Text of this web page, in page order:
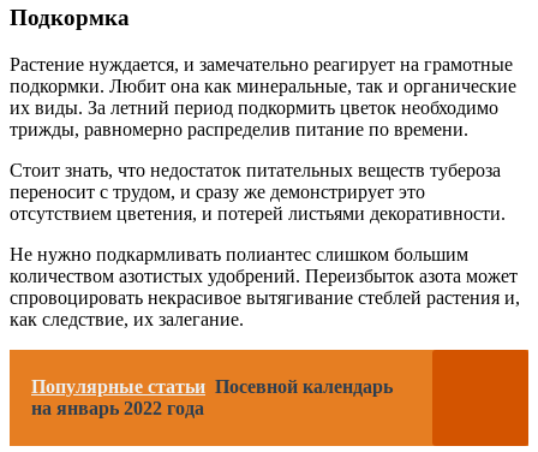
Подкормка
Растение нуждается, и замечательно реагирует на грамотные
подкормки. Любит она как минеральные, так и органические
их виды. За летний период подкормить цветок необходимо
трижды, равномерно распределив питание по времени.
Стоит знать, что недостаток питательных веществ тубероза
переносит с трудом, и сразу же демонстрирует это
отсутствием цветения, и потерей листьями декоративности.
Не нужно подкармливать полиантес слишком большим
количеством азотистых удобрений. Переизбыток азота может
спровоцировать некрасивое вытягивание стеблей растения и,
как следствие, их залегание.
Популярные статьи Посевной календарь
на январь 2022 года